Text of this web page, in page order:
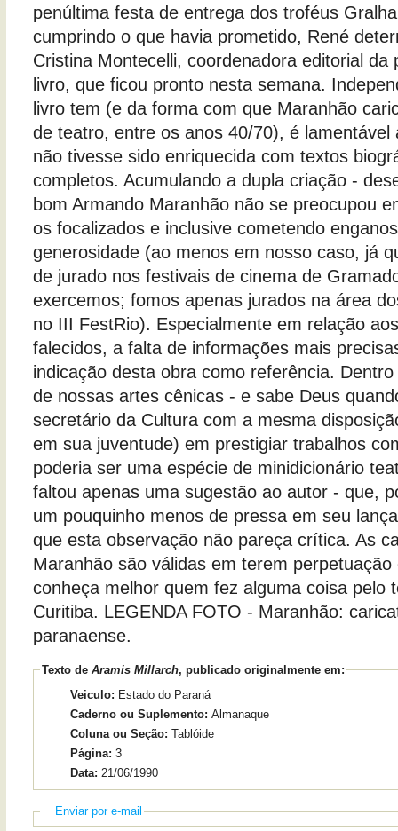
penúltima festa de entrega dos troféus
cumprindo o que havia prometido, René
Cristina Montecelli, coordenadora editorial da
livro, que ficou pronto nesta semana.
livro tem (e da forma com que Maranhão
de teatro, entre os anos 40/70), é lamentável
não tivesse sido enriquecida com textos
completos. Acumulando a dupla criação -
bom Armando Maranhão não se preocupou
os focalizados e inclusive cometendo
generosidade (ao menos em nosso caso, já
de jurado nos festivais de cinema de
exercemos; fomos apenas jurados na área
no III FestRio). Especialmente em relação
falecidos, a falta de informações mais
indicação desta obra como referência.
de nossas artes cênicas - e sabe Deus
secretário da Cultura com a mesma
em sua juventude) em prestigiar trabalhos
poderia ser uma espécie de minidicionário
faltou apenas uma sugestão ao autor - que,
um pouquinho menos de pressa em seu
que esta observação não pareça crítica. As
Maranhão são válidas em terem
conheça melhor quem fez alguma coisa pelo
Curitiba. LEGENDA FOTO - Maranhão:
paranaense.
Texto de Aramis Millarch, publicado originalmente em:
Veiculo: Estado do Paraná
Caderno ou Suplemento: Almanaque
Coluna ou Seção: Tablóide
Página: 3
Data: 21/06/1990
Enviar por e-mail